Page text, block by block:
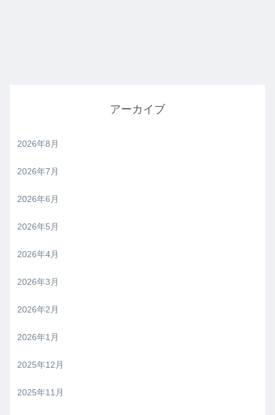
アーカイブ
2026年8月
2026年7月
2026年6月
2026年5月
2026年4月
2026年3月
2026年2月
2026年1月
2025年12月
2025年11月